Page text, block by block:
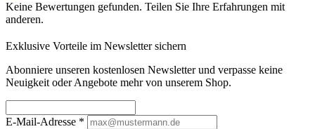
Keine Bewertungen gefunden. Teilen Sie Ihre Erfahrungen mit
anderen.
Exklusive Vorteile im Newsletter sichern
Abonniere unseren kostenlosen Newsletter und verpasse keine
Neuigkeit oder Angebote mehr von unserem Shop.
E-Mail-Adresse *